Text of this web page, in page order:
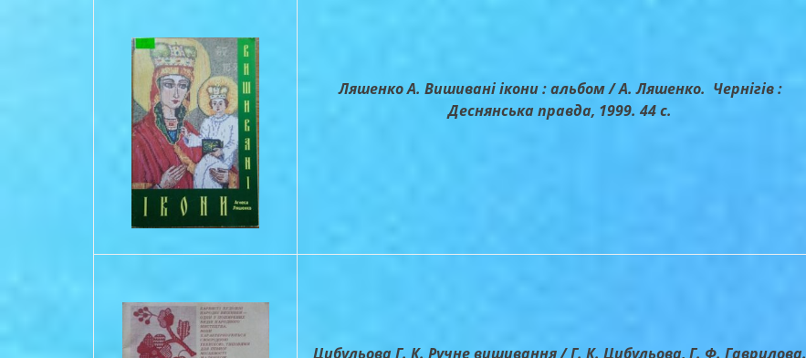
Ляшенко А. Вишивані ікони : альбом / А. Ляшенко. Чернігів :
Деснянська правда, 1999. 44 с.
Цибульова Г. К. Ручне вишивання / Г. К. Цибульова, Г. Ф. Гаврилова.